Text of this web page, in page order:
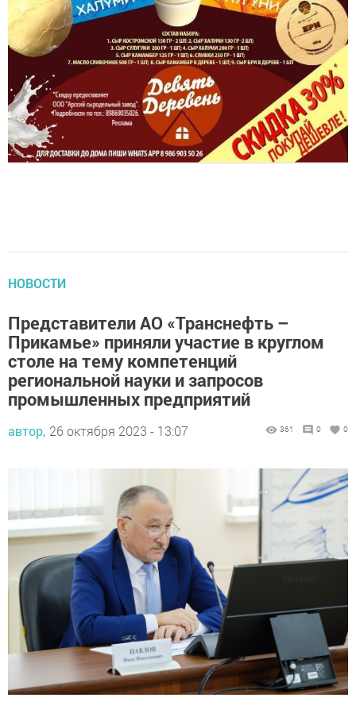
НОВОСТИ
Представители АО «Транснефть –
Прикамье» приняли участие в круглом
столе на тему компетенций
региональной науки и запросов
промышленных предприятий
автор, 26 октября 2023 - 13:07